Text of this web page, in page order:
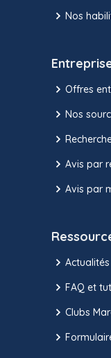
Nos
Offres
Nos
Avis par
Avis par
FAQ et
Clubs